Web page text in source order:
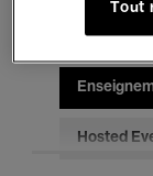
Pour tous
Hosted
Tout